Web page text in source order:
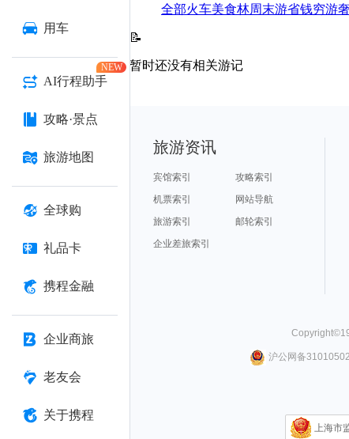
用车
AI行程助手
NEW
攻略·景点
旅游地图
全球购
礼品卡
携程金融
企业商旅
老友会
关于携程
全部火车美食林周末游省钱穷游
📝
暂时还没有相关游记
旅游资讯
宾馆索引
攻略索引
机票索引
网站导航
旅游索引
邮轮索引
企业差旅索引
Copyright©
沪公网备
上海市